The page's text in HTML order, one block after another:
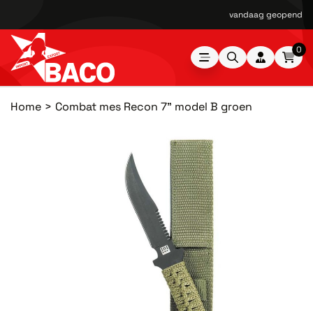
vandaag geopend
0
Home Combat mes Recon 7" model B groen